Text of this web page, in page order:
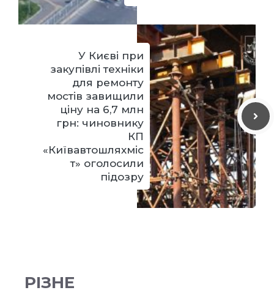
У Києві при
закупівлі техніки
для ремонту
мостів завищили
ціну на 6,7 млн
грн: чиновнику
КП
«Київавтошляхміс
т» оголосили
підозру
РІЗНЕ